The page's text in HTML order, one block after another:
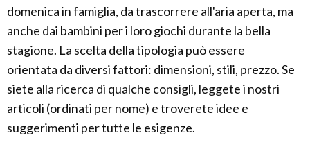
domenica in famiglia, da trascorrere all'aria aperta, ma
anche dai bambini per i loro giochi durante la bella
stagione. La scelta della tipologia può essere
orientata da diversi fattori: dimensioni, stili, prezzo. Se
siete alla ricerca di qualche consigli, leggete i nostri
articoli (ordinati per nome) e troverete idee e
suggerimenti per tutte le esigenze.